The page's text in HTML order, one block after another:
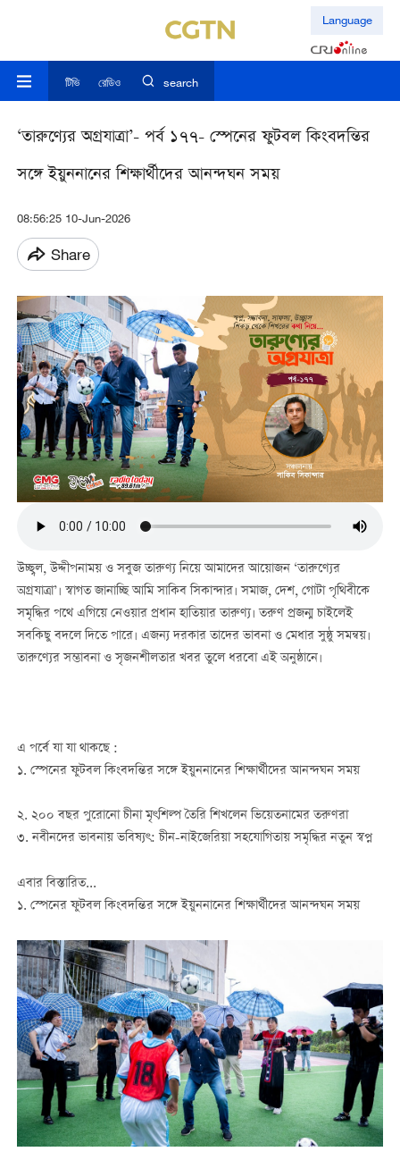
Language
টিভি রেডিও search
‘তারুণ্যের অগ্রযাত্রা’- পর্ব ১৭৭- স্পেনের ফুটবল কিংবদন্তির
সঙ্গে ইয়ুননানের শিক্ষার্থীদের আনন্দঘন সময়
08:56:25 10-Jun-2026
Share
উচ্ছ্বল, উদ্দীপনাময় ও সবুজ তারুণ্য নিয়ে আমাদের আয়োজন ‘তারুণ্যের
অগ্রযাত্রা’। স্বাগত জানাচ্ছি আমি সাকিব সিকান্দার। সমাজ, দেশ, গোটা পৃথিবীকে
সমৃদ্ধির পথে এগিয়ে নেওয়ার প্রধান হাতিয়ার তারুণ্য। তরুণ প্রজন্ম চাইলেই
সবকিছু বদলে দিতে পারে। এজন্য দরকার তাদের ভাবনা ও মেধার সুষ্ঠু সমন্বয়।
তারুণ্যের সম্ভাবনা ও সৃজনশীলতার খবর তুলে ধরবো এই অনুষ্ঠানে।
এ পর্বে যা যা থাকছে :
১. স্পেনের ফুটবল কিংবদন্তির সঙ্গে ইয়ুননানের শিক্ষার্থীদের আনন্দঘন সময়
২. ২০০ বছর পুরোনো চীনা মৃৎশিল্প তৈরি শিখলেন ভিয়েতনামের তরুণরা
৩. নবীনদের ভাবনায় ভবিষ্যৎ: চীন-নাইজেরিয়া সহযোগিতায় সমৃদ্ধির নতুন স্বপ্ন
এবার বিস্তারিত...
১. স্পেনের ফুটবল কিংবদন্তির সঙ্গে ইয়ুননানের শিক্ষার্থীদের আনন্দঘন সময়